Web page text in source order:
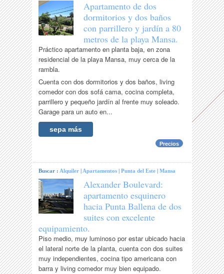
Apartamento de dos
dormitorios y dos baños
con parrillero y jardín a 80
metros de la playa Mansa.
Práctico apartamento en planta baja, en zona
residencial de la playa Mansa, muy cerca de la
rambla.
Cuenta con dos dormitorios y dos baños, living
comedor con dos sofá cama, cocina completa,
parrillero y pequeño jardín al frente muy soleado.
Garage para un auto en...
sepa más
Precios
Buscar : Alquiler | Apartamentos |Punta del Este |Mansa
Alexander Boulevard:
apartamento esquinero
hacia Punta Ballena de dos
suites con excelente
equipamiento.
Piso medio, muy luminoso por estar ubicado hacia
el lateral norte de la planta, cuenta con dos suites
muy independientes, cocina tipo americana con
barra y living comedor muy bien equipado.